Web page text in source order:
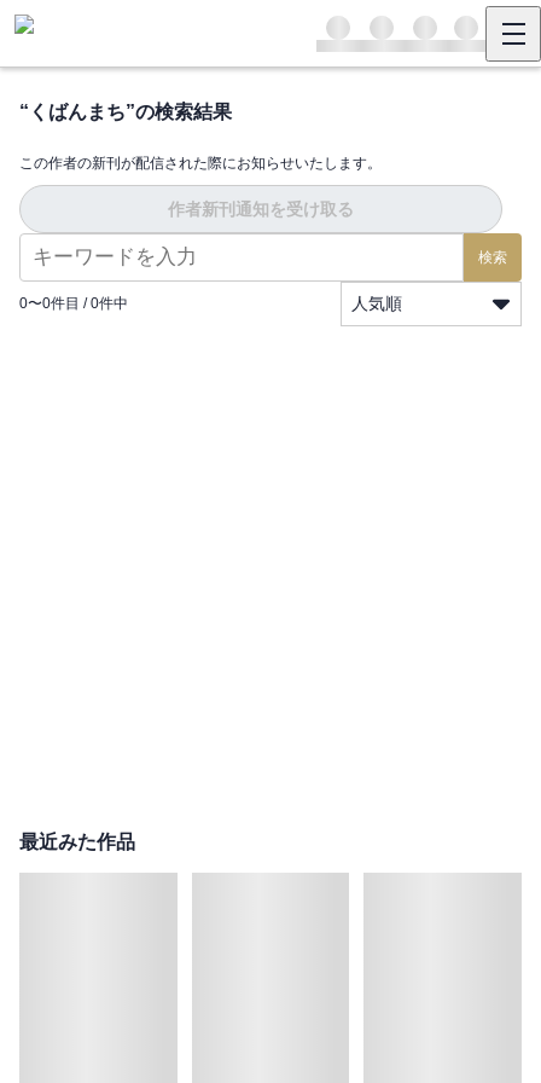
“ くばんまち”の検索結果
この作者の新刊が配信された際にお知らせいたします。
作者新刊通知を受け取る
検索
0〜0件目 / 0件中 人気順
最近みた作品